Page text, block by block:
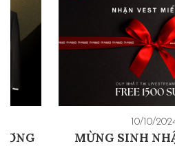
10/10/
MỪNG SINH